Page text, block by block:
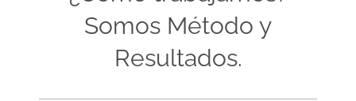
Somos Método y
Resultados.